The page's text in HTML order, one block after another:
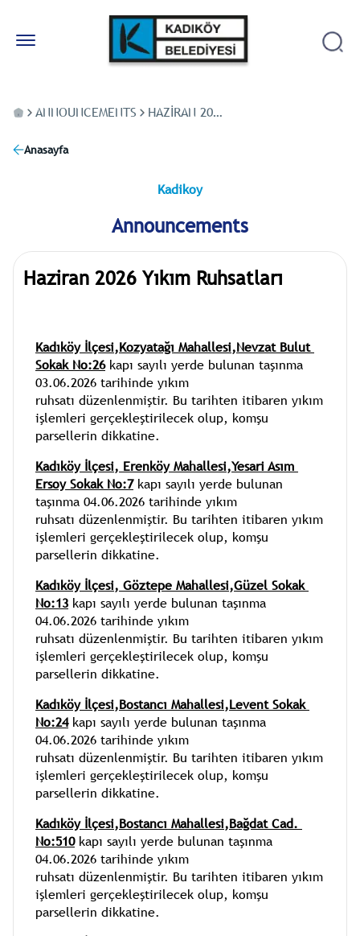
ANNOUNCEMENTS HAZIRAN 2026 YIKIM RUHSATLARI
Anasayfa
Kadikoy
Announcements
Haziran 2026 Yıkım Ruhsatları
Kadıköy İlçesi,Kozyatağı Mahallesi,Nevzat Bulut
Sokak No:26 kapı sayılı yerde bulunan taşınma
03.06.2026 tarihinde yıkım
ruhsatı düzenlenmiştir. Bu tarihten itibaren yıkım
işlemleri gerçekleştirilecek olup, komşu
parsellerin dikkatine.
Kadıköy İlçesi, Erenköy Mahallesi,Yesari Asım
Ersoy Sokak No:7 kapı sayılı yerde bulunan
taşınma 04.06.2026 tarihinde yıkım
ruhsatı düzenlenmiştir. Bu tarihten itibaren yıkım
işlemleri gerçekleştirilecek olup, komşu
parsellerin dikkatine.
Kadıköy İlçesi, Göztepe Mahallesi,Güzel Sokak
No:13 kapı sayılı yerde bulunan taşınma
04.06.2026 tarihinde yıkım
ruhsatı düzenlenmiştir. Bu tarihten itibaren yıkım
işlemleri gerçekleştirilecek olup, komşu
parsellerin dikkatine.
Kadıköy İlçesi,Bostancı Mahallesi,Levent Sokak
No:24 kapı sayılı yerde bulunan taşınma
04.06.2026 tarihinde yıkım
ruhsatı düzenlenmiştir. Bu tarihten itibaren yıkım
işlemleri gerçekleştirilecek olup, komşu
parsellerin dikkatine.
Kadıköy İlçesi,Bostancı Mahallesi,Bağdat Cad.
No:510 kapı sayılı yerde bulunan taşınma
04.06.2026 tarihinde yıkım
ruhsatı düzenlenmiştir. Bu tarihten itibaren yıkım
işlemleri gerçekleştirilecek olup, komşu
parsellerin dikkatine.